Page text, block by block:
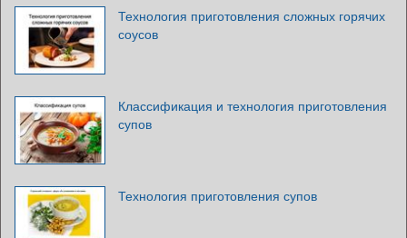
Технология приготовления сложных горячих
соусов
Классификация и технология приготовления
супов
Технология приготовления супов